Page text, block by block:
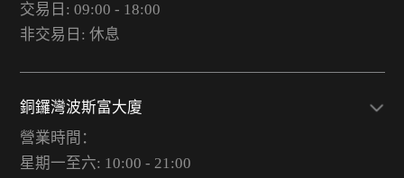
交易日: 09:00 - 18:00
非交易日: 休息
銅鑼灣波斯富大廈
營業時間：
星期一至六: 10:00 - 21:00